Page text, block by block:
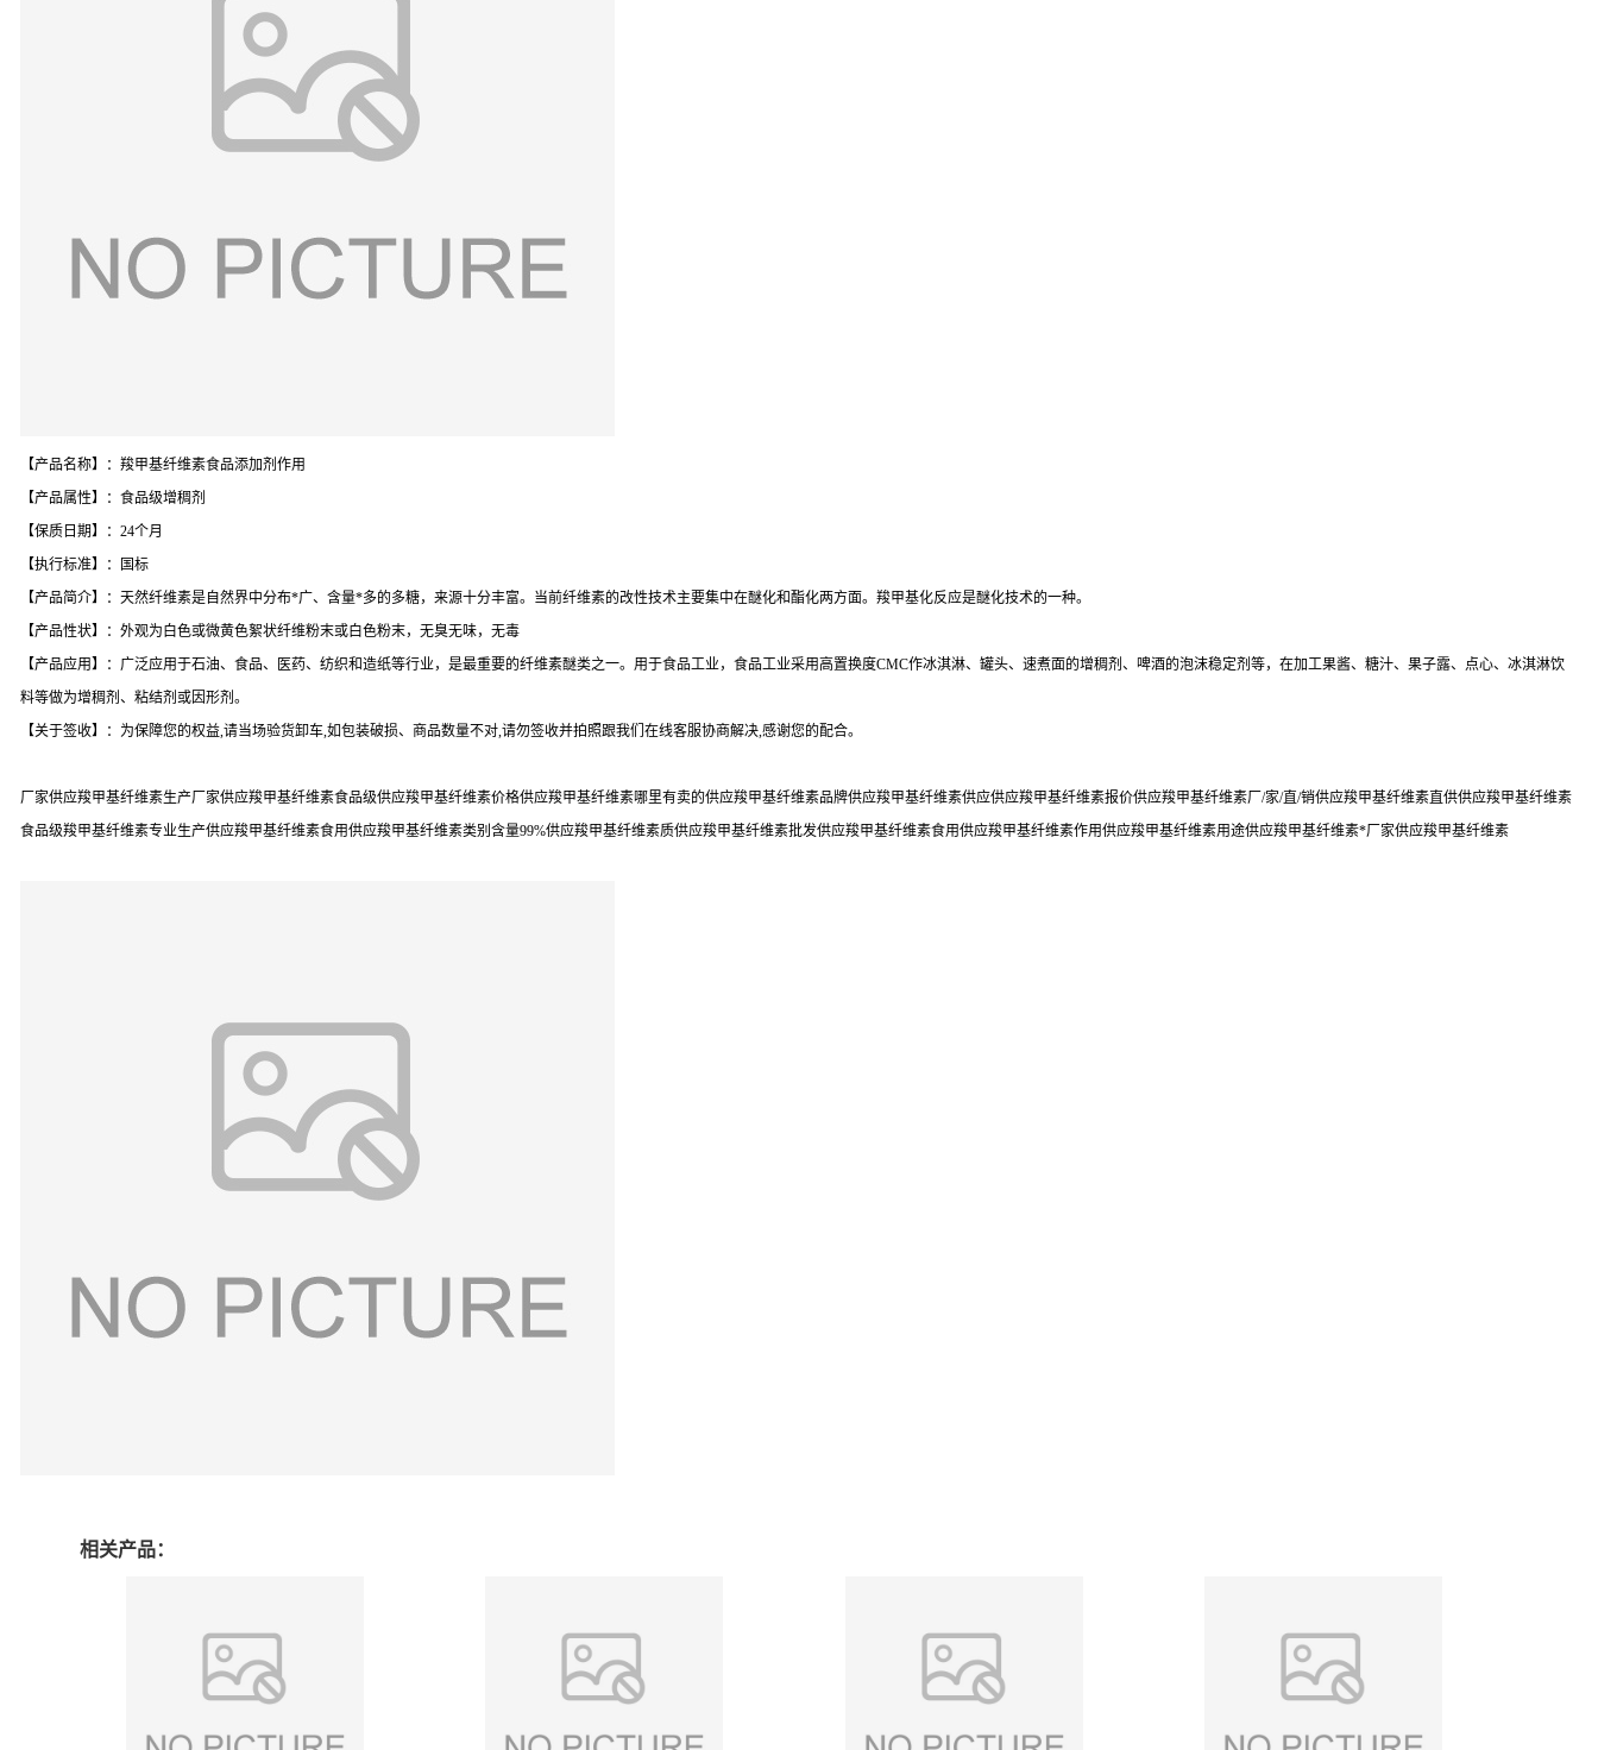
【产品名称】：羧甲基纤维素食品添加剂作用
【产品属性】：食品级增稠剂
【保质日期】：24个月
【执行标准】：国标
【产品简介】：天然纤维素是自然界中分布*广、含量*多的多糖，来源十分丰富。当前纤维素的改性技术主要集中在醚化和酯化两方面。羧甲基化反应是醚化技术的一种。
【产品性状】：外观为白色或微黄色絮状纤维粉末或白色粉末，无臭无味，无毒
【产品应用】：广泛应用于石油、食品、医药、纺织和造纸等行业，是最重要的纤维素醚类之一。用于食品工业，食品工业采用高置换度CMC作冰淇淋、罐头、速煮面的增稠剂、啤酒的泡沫稳定剂等，在加工果酱、糖汁、果子露、点心、冰淇淋饮
料等做为增稠剂、粘结剂或因形剂。
【关于签收】：为保障您的权益,请当场验货卸车,如包装破损、商品数量不对,请勿签收并拍照跟我们在线客服协商解决,感谢您的配合。
厂家供应羧甲基纤维素生产厂家供应羧甲基纤维素食品级供应羧甲基纤维素价格供应羧甲基纤维素哪里有卖的供应羧甲基纤维素品牌供应羧甲基纤维素供应供应羧甲基纤维素报价供应羧甲基纤维素厂/家/直/销供应羧甲基纤维素直供供应羧甲基纤维素
食品级羧甲基纤维素专业生产供应羧甲基纤维素食用供应羧甲基纤维素类别含量99%供应羧甲基纤维素质供应羧甲基纤维素批发供应羧甲基纤维素食用供应羧甲基纤维素作用供应羧甲基纤维素用途供应羧甲基纤维素*厂家供应羧甲基纤维素
相关产品：